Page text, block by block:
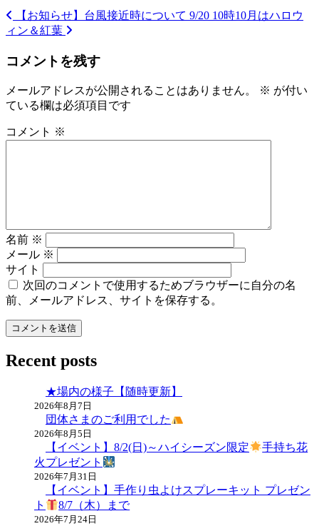
投
稿
ナ
ビ
ゲ
ー
【お知らせ】台風接近時について 9/20 10時10月はハロウ
ィン＆紅葉
コメントを残す
メールアドレスが公開されることはありません。 ※ が付い
ている欄は必須項目です
コメント ※
名前 ※
メール ※
サイト
次回のコメントで使用するためブラウザーに自分の名
前、メールアドレス、サイトを保存する。
Recent posts
★場内の様子【随時更新】
2026年8月7日
団体さまのご利用でした
2026年8月5日
【イベント】8/2(日)～ハイシーズン限定
手持ち花
火プレゼント
2026年7月31日
【イベント】手作り虫よけスプレーキット プレゼン
ト
8/7（木）まで
2026年7月24日